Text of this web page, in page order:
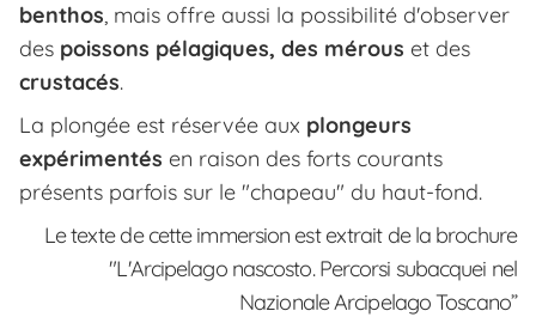
benthos, mais offre aussi la possibilité d'observer
des poissons pélagiques, des mérous et des
crustacés.
La plongée est réservée aux plongeurs
expérimentés en raison des forts courants
présents parfois sur le "chapeau" du haut-fond.
Le texte de cette immersion est extrait de la brochure
"L'Arcipelago nascosto. Percorsi subacquei nel
Nazionale Arcipelago Toscano”